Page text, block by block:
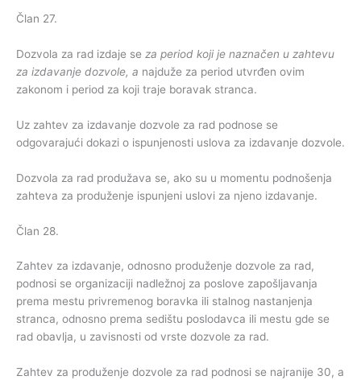
Član 27.
Dozvola za rad izdaje se za period koji je naznačen u zahtevu
za izdavanje dozvole, a najduže za period utvrđen ovim
zakonom i period za koji traje boravak stranca.
Uz zahtev za izdavanje dozvole za rad podnose se
odgovarajući dokazi o ispunjenosti uslova za izdavanje dozvole.
Dozvola za rad produžava se, ako su u momentu podnošenja
zahteva za produženje ispunjeni uslovi za njeno izdavanje.
Član 28.
Zahtev za izdavanje, odnosno produženje dozvole za rad,
podnosi se organizaciji nadležnoj za poslove zapošljavanja
prema mestu privremenog boravka ili stalnog nastanjenja
stranca, odnosno prema sedištu poslodavca ili mestu gde se
rad obavlja, u zavisnosti od vrste dozvole za rad.
Zahtev za produženje dozvole za rad podnosi se najranije 30, a